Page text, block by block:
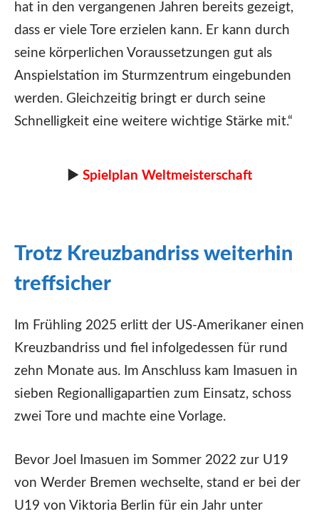
hat in den vergangenen Jahren bereits gezeigt,
dass er viele Tore erzielen kann. Er kann durch
seine körperlichen Voraussetzungen gut als
Anspielstation im Sturmzentrum eingebunden
werden. Gleichzeitig bringt er durch seine
Schnelligkeit eine weitere wichtige Stärke mit.“
► Spielplan Weltmeisterschaft
Trotz Kreuzbandriss weiterhin
treffsicher
Im Frühling 2025 erlitt der US-Amerikaner einen
Kreuzbandriss und fiel infolgedessen für rund
zehn Monate aus. Im Anschluss kam Imasuen in
sieben Regionalligapartien zum Einsatz, schoss
zwei Tore und machte eine Vorlage.
Bevor Joel Imasuen im Sommer 2022 zur U19
von Werder Bremen wechselte, stand er bei der
U19 von Viktoria Berlin für ein Jahr unter